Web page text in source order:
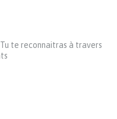
te reconnaitras à travers